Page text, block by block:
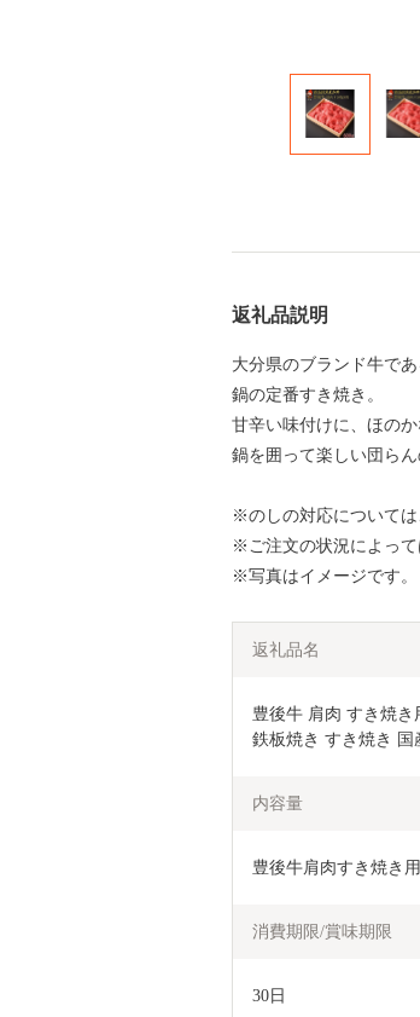
返礼品説明
大分県のブランド牛であ
鍋の定番すき焼き。
甘辛い味付けに、ほの
鍋を囲って楽しい団ら
※のしの対応については
※ご注文の状況によって
※写真はイメージです。
返礼品名
豊後牛 肩肉 すき焼き
鉄板焼き すき焼き
内容量
豊後牛肩肉すき焼き
消費期限/賞味期限
30日